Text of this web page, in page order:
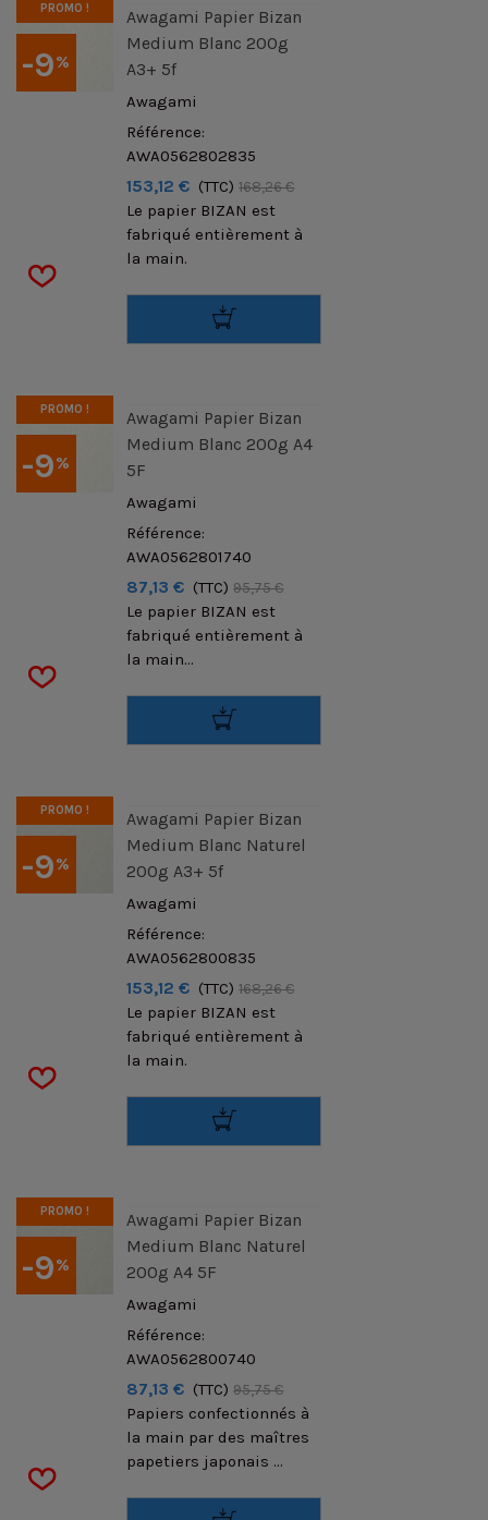
-9%
PROMO !
Awagami Papier Bizan
Medium Blanc 200g
A3+ 5f
Awagami
Référence:
AWA0562802835
153,12 € (TTC) 168,26 €
Le papier BIZAN est
fabriqué entièrement à
la main.
-9%
PROMO !
Awagami Papier Bizan
Medium Blanc 200g A4
5F
Awagami
Référence:
AWA0562801740
87,13 € (TTC) 95,75 €
Le papier BIZAN est
fabriqué entièrement à
la main...
-9%
PROMO !
Awagami Papier Bizan
Medium Blanc Naturel
200g A3+ 5f
Awagami
Référence:
AWA0562800835
153,12 € (TTC) 168,26 €
Le papier BIZAN est
fabriqué entièrement à
la main.
-9%
PROMO !
Awagami Papier Bizan
Medium Blanc Naturel
200g A4 5F
Awagami
Référence:
AWA0562800740
87,13 € (TTC) 95,75 €
Papiers confectionnés à
la main par des maîtres
papetiers japonais ...